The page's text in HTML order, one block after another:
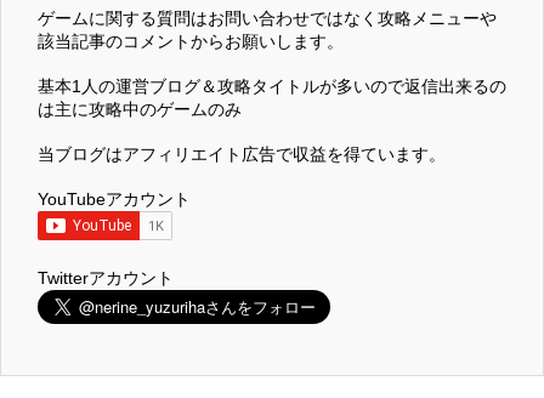
ゲームに関する質問はお問い合わせではなく攻略メニューや
該当記事のコメントからお願いします。
基本1人の運営ブログ＆攻略タイトルが多いので返信出来るの
は主に攻略中のゲームのみ
当ブログはアフィリエイト広告で収益を得ています。
YouTubeアカウント
Twitterアカウント